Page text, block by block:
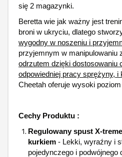
się 2 magazynki.
Beretta wie jak ważny jest
broni w ukryciu, dlatego
wygodny w noszeniu i
przyjemnym w manipulowaniu
odrzutem dzięki dostosowaniu
odpowiedniej pracy sprężyny, i
Cheetah oferuje wysoki
Cechy Produktu :
Regulowany spust X-
kurkiem - Lekki, wyraźny i
pojedynczego i podwójnego